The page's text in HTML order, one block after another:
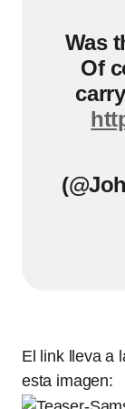
Was
Of
El link lleva a
esta imagen: